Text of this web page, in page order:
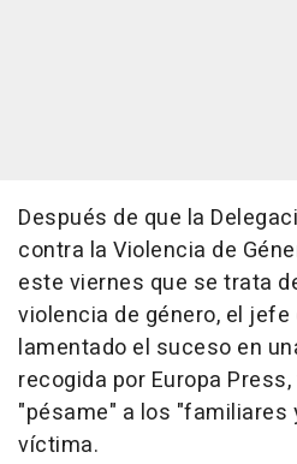
Después de que la
contra la Violencia de
este viernes que se trata
violencia de género, el
lamentado el suceso en
recogida por Europa
"pésame" a los "familiares
víctima.